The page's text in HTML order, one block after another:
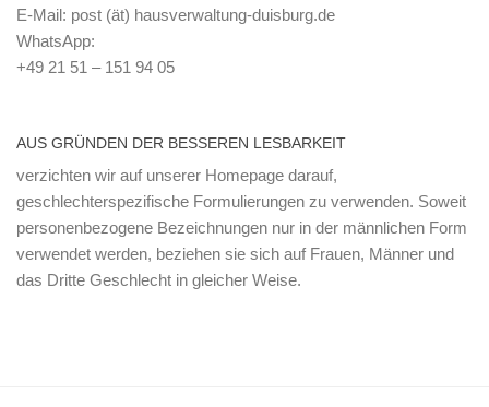
E-Mail: post (ät) hausverwaltung-duisburg.de
WhatsApp:
+49 21 51 – 151 94 05
AUS GRÜNDEN DER BESSEREN LESBARKEIT
verzichten wir auf unserer Homepage darauf,
geschlechterspezifische Formulierungen zu verwenden. Soweit
personenbezogene Bezeichnungen nur in der männlichen Form
verwendet werden, beziehen sie sich auf Frauen, Männer und
das Dritte Geschlecht in gleicher Weise.